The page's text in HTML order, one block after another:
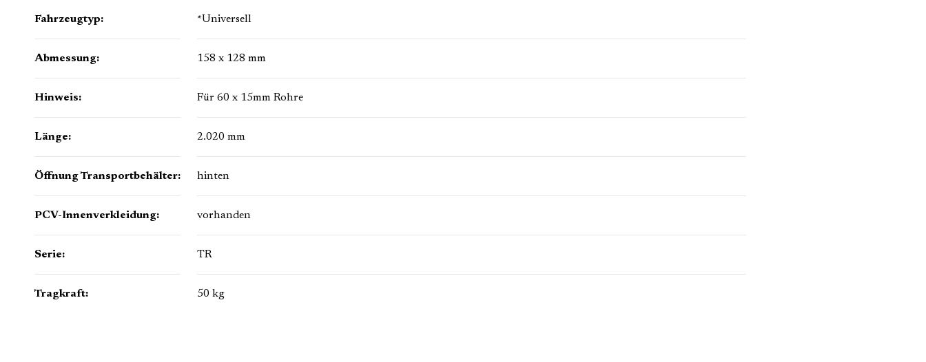
Fahrzeugtyp: *Universell
Abmessung: 158 x 128 mm
Hinweis: Für 60 x 15mm Rohre
Länge: 2.020 mm
Öffnung Transportbehälter: hinten
PCV-Innenverkleidung: vorhanden
Serie: TR
Tragkraft: 50 kg